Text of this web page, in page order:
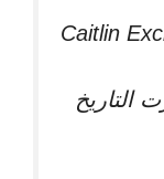
التاريخ